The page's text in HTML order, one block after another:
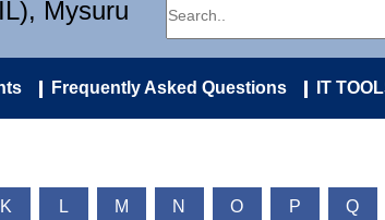
Mysuru
Frequently Asked Questions IT
K L M N O P Q